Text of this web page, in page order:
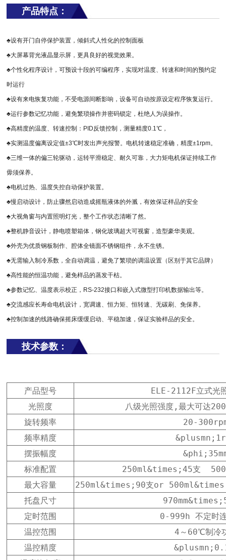
产品特点：
♣设有开门自停保护装置，倾斜式人性化的控制面板
♣大屏幕背光液晶显示屏，更具良好的视觉效果。
♣个性化程序设计，可预设十段的可编程序，实现对温度、转速和时间的预约定
时运行
♣设有来电恢复功能，不受电源间断影响，设备可自动按原设定程序恢复运行。
♣运行参数记忆功能，避免繁琐操作并密码锁定，杜绝人为误操作。
♣高精度的温度、转速控制：PID反馈控制，测量精度0.1℃，
♣实测温度偏离设定值±3℃时发出声光报警。电机转速稳定准确，精度±1rpm。
♣三维一体的偏三轮驱动，运转平滑稳定、耐久可靠，大力矩电机保证持续工作
毋须保养。
♣电机过热、温度失控自动保护装置。
♣慢启动设计，防止骤然启动造成摇瓶液体的外溅，有效保证样品的安全
♣大视角窗与内置照明灯光，整个工作状态清晰了然。
♣整机静音设计，静电喷塑箱体，钢化玻璃超大可视窗，造型豪华美观。
♣外壳为优质钢板制作、腔体全镜面不锈钢组件，永不生锈。
♣无需输入制冷系数，全自动调温，避免了繁琐的调温设置（区别于其它品牌）
♣高性能的恒温功能，避免样品的蒸发干枯。
♣参数记忆、温度表示校正，RS-232接口和嵌入式微型打印机数据输出等。
♣交流感应长寿命电机设计，宽调速、恒力矩、恒转速、无碳刷、免保养。
♣控制加速的线路确保摇床缓缓启动、平稳加速，保证实验样品的安全。
技术参数：
产品型号
ELE-2112F立式光
光照度
八级光照强度,最大可达
旋转频率
20-
频率精度
摆振幅度
标准配置
250ml&times;45支
最大容量
250ml&times;90支or
托盘尺寸
定时范围
0-999h 不定时
温控范围
4～60℃制冷
温控精度